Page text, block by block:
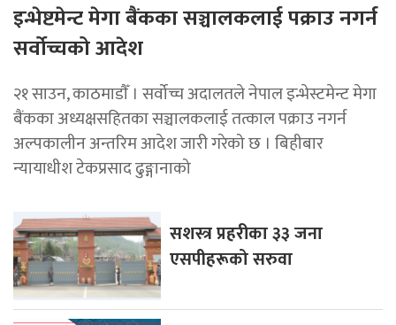
इन्भेष्टमेन्ट मेगा बैंकका सञ्चालकलाई पक्राउ नगर्न
सर्वोच्चको आदेश
२१ साउन, काठमाडाैँ । सर्वोच्च अदालतले नेपाल इन्भेस्टमेन्ट मेगा
बैंकका अध्यक्षसहितका सञ्चालकलाई तत्काल पक्राउ नगर्न
अल्पकालीन अन्तरिम आदेश जारी गरेको छ । बिहीबार
न्यायाधीश टेकप्रसाद ढुङ्गानाको
सशस्त्र प्रहरीका ३३ जना
एसपीहरूको सरुवा